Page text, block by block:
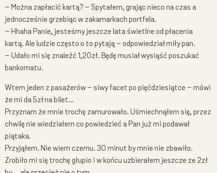
– Można zapłacić kartą? – Spytałem, grając nieco na czas a
jednocześnie grzebiąc w zakamarkach portfela.
– Hhaha Panie, jesteśmy jeszcze lata świetlne od płacenia
kartą. Ale ludzie często o to pytają – odpowiedział miły pan.
– Udało mi się znaleźć 1,20zł. Będę musiał wysiąść poszukać
bankomatu.
Wtem jeden z pasażerów – siwy facet po pięćdziesiątce – mówi
że mi da 5zł na bilet…
Przyznam że mnie trochę zamurowało. Uśmiechnąłem się, przez
chwilę nie wiedziałem co powiedzieć a Pan już mi podawał
piątaka.
Przyjąłem. Nie wiem czemu. 30 minut by mnie nie zbawiło.
Zrobiło mi się trochę głupio i w końcu uzbierałem jeszcze ze 2zł
Podając swój adres e-mail wyrażasz zgodę na otrzymywanie ode mnie maili dotyczących
przyrody i moich działań, a dodatkowo zgadzasz się na otrzymywanie treści
marketingowych dotyczących sprzedaży moich produktów np. kalendarzy - Całą politykę